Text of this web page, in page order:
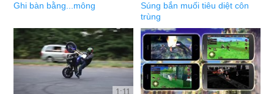
Ghi bàn bằng...mông
Súng bắn muối tiêu diệt côn
trùng
1:11